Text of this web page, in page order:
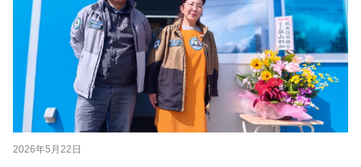
2026年5月22日